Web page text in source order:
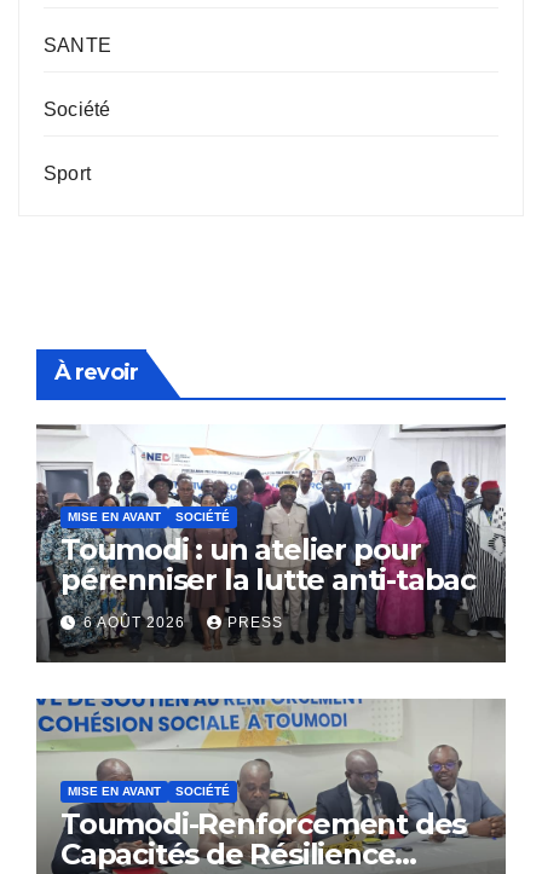
SANTE
Société
Sport
À revoir
MISE EN AVANT SOCIÉTÉ
Toumodi : un atelier pour
pérenniser la lutte anti-tabac
6 AOÛT 2026 PRESS
MISE EN AVANT SOCIÉTÉ
Toumodi-Renforcement des
Capacités de Résilience